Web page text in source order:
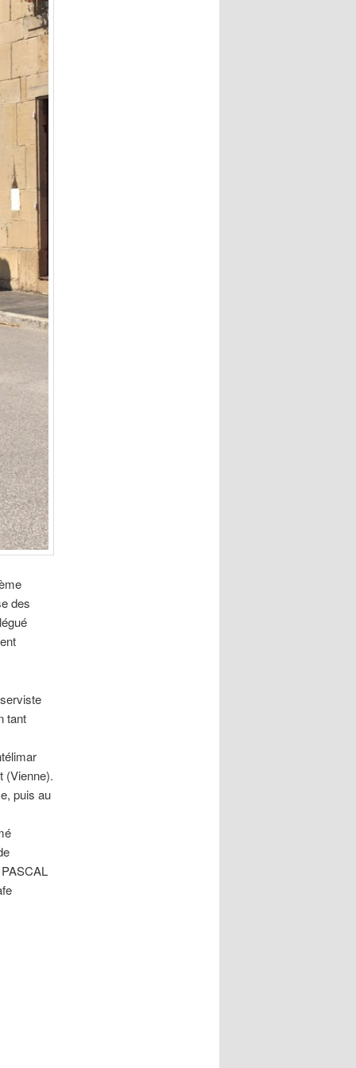
des
tant
(Vienne).
puis au